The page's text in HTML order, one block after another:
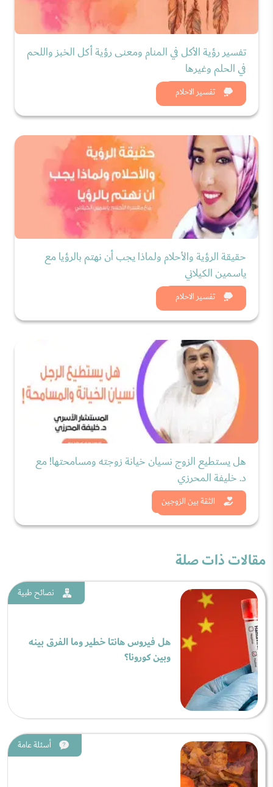
تفسير الاحلام
تفسير رؤية الأكل في المنام ومعنى رؤية أكل الخبز واللحم
في الحلم وغيرها
شاهد الان
تفسير الاحلام
حقيقة الرؤية والأحلام ولماذا يجب أن نهتم بالرؤيا مع
ياسمين الكيلاني
شاهد الان
الثقة بين الزوجين
هل يستطيع الزوج نسيان خيانة زوجته ومسامحتها! مع
د. خليفة المحرزي
شاهد الان
مقالات ذات صلة
نصائح طبية
هل فيروس هانتا خطير وما الفرق بينه
وبين كورونا؟
أسئلة عامة